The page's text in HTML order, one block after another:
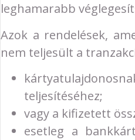
leghamarabb
Azok a rendelések,
nem teljesült a
teljesítéséhez;
vagy a kifizetett
esetleg a